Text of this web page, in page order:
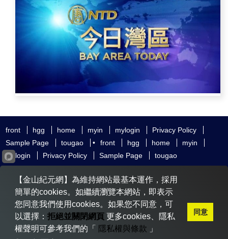
front hgg home myin mylogin
Privacy Policy
Sample Page
tougao • front hgg home
myin
mylogin
Privacy Policy Sample Page tougao
友好鏈接 追查國際 新唐人電視
神韻藝術團
大紀元時報
希望之聲 全球退黨服務中心 明慧網
無界網
Copyright © 2020-2026 金山紀元. All Rights Reserved.
【金山紀元網】為維持網站最基本運作，採用
簡單的cookies。如繼續瀏覽本網站，即表示
您同意我們使用cookies。如果您不同意，可
以選擇： 拒絕並關閉網頁更多cookies、隱私
權聲明可參考我們的「
隱私權與條款 」
同意